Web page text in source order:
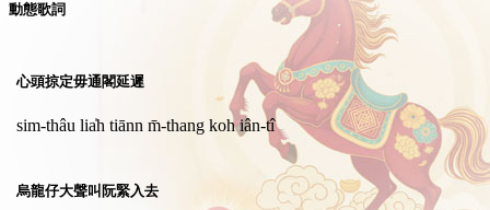
動態歌詞
心頭掠定毋通閣延遲
sim-thâu lia̍h tiānn m̄-thang koh iân-tî
烏龍仔大聲叫阮緊入去